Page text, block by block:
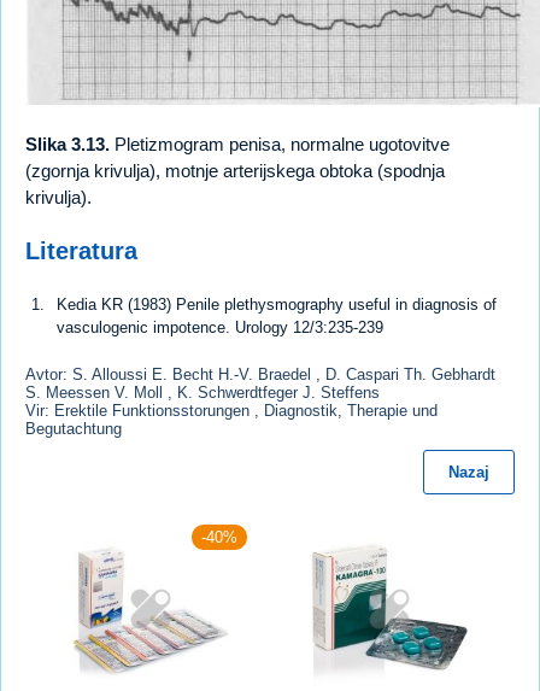
Slika 3.13. Pletizmogram penisa, normalne ugotovitve
(zgornja krivulja), motnje arterijskega obtoka (spodnja
krivulja).
Literatura
Kedia KR (1983) Penile plethysmography useful in diagnosis of
vasculogenic impotence. Urology 12/3:235-239
Avtor: S. Alloussi E. Becht H.-V. Braedel , D. Caspari Th. Gebhardt
S. Meessen V. Moll , K. Schwerdtfeger J. Steffens
Vir: Erektile Funktionsstorungen , Diagnostik, Therapie und
Begutachtung
Nazaj
-40%